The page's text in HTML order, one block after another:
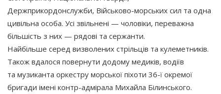
Держприкордонслужби, Військово-морських сил та одна
цивільна особа. Усі звільнені — чоловіки, переважна
більшість з них — рядові та сержанти.
Найбільше серед визволених стрільців та кулеметників.
Також вдалося повернути додому медиків, водіїв
та музиканта оркестру морської піхоти 36-ї окремої
бригади імені контр-адмірала Михайла Білинського.